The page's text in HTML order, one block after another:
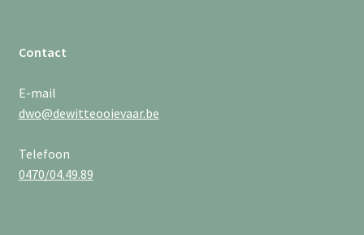
Contact
E-mail
dwo@dewitteooievaar.be
Telefoon
0470/04.49.89